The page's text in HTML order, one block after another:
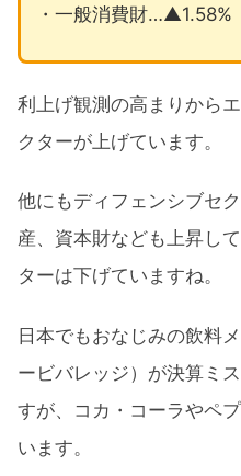
・一般消費財…▲1.58%
利上げ観測の高まりから
クターが上げています。
他にもディフェンシブセ
産、資本財なども上昇し
ターは下げていますね。
日本でもおなじみの飲料
ービバレッジ）が決算ミ
すが、コカ・コーラやペ
います。